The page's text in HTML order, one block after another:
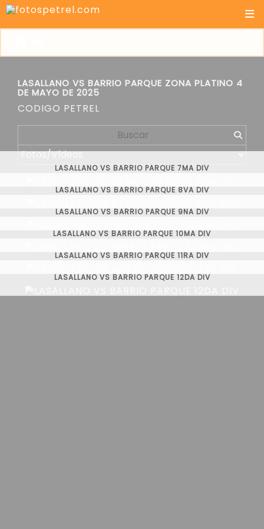
LASALLANO VS BARRIO PARQUE ZONA PLATINO 4
DE MAYO DE 2025
CODIGO PETREL
LASALLANO VS BARRIO PARQUE 7MA DIV
LASALLANO VS BARRIO PARQUE 8VA DIV
LASALLANO VS BARRIO PARQUE 9NA DIV
LASALLANO VS BARRIO PARQUE 10MA DIV
LASALLANO VS BARRIO PARQUE 11RA DIV
LASALLANO VS BARRIO PARQUE 12DA DIV